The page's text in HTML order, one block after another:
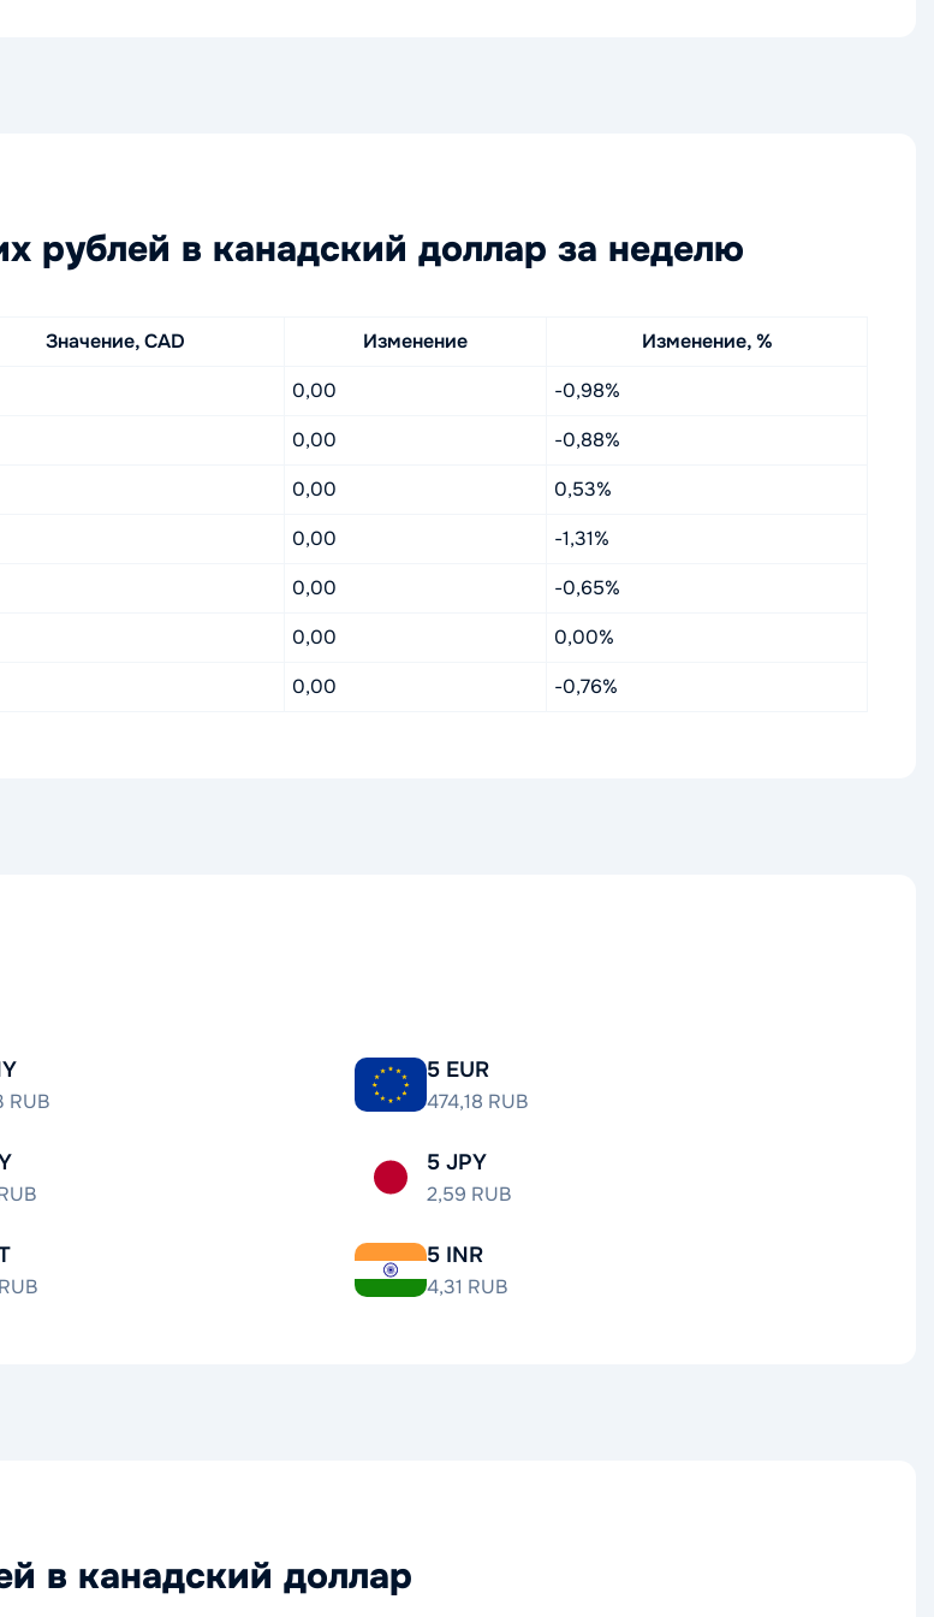
рублей в канадский доллар за неделю
Значение, CAD Изменение
Изменение, %
0,00
-0,98%
0,00
-0,88%
0,00
0,53%
0,00
-1,31%
0,00
-0,65%
0,00
0,00%
0,00 -0,76%
RUB
5 EUR
474,18 RUB
5 JPY
2,59 RUB
5 INR
4,31 RUB
в канадский доллар